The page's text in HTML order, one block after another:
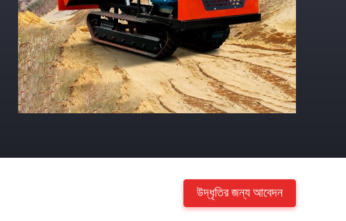
উদ্ধৃতির জন্য আবেদন